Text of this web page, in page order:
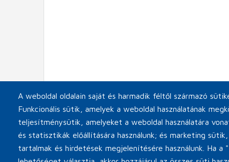
A weboldal oldalain saját és harmadik féltől származó
Funkcionális sütik, amelyek a weboldal használatának
teljesítménysütik, amelyeket a weboldal használatára
és statisztikák előállítására használunk; és marketing
tartalmak és hirdetések megjelenítésére használunk. Ha a